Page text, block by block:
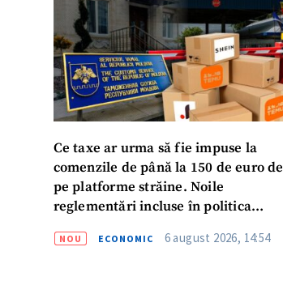
Ce taxe ar urma să fie impuse la
comenzile de până la 150 de euro de
pe platforme străine. Noile
reglementări incluse în politica
NOU ECONOMIC 6 august 2026, 14:54
+ Numele meu
+ Emailul meu